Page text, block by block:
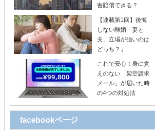
害賠償できる？
【連載第1回】後悔
しない離婚「妻と
夫、立場が強いのは
どっち？」
これで安心！身に覚
えのない「架空請求
メール」が届いた時
の4つの対処法
facebookページ